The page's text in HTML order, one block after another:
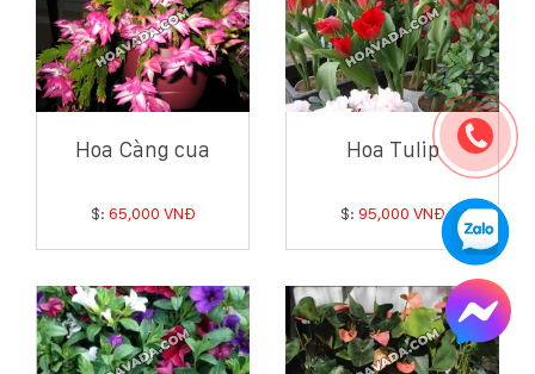
Hoa Càng cua
$: 65,000 VNĐ
Hoa Tulip
$: 95,000 VNĐ